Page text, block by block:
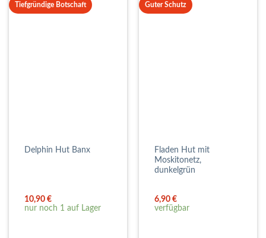
Tiefgründige Botschaft
Delphin Hut Banx
10,90€
nur noch 1 auf Lager
Guter Schutz
Fladen Hut mit
Moskitonetz,
dunkelgrün
6,90€
verfügbar